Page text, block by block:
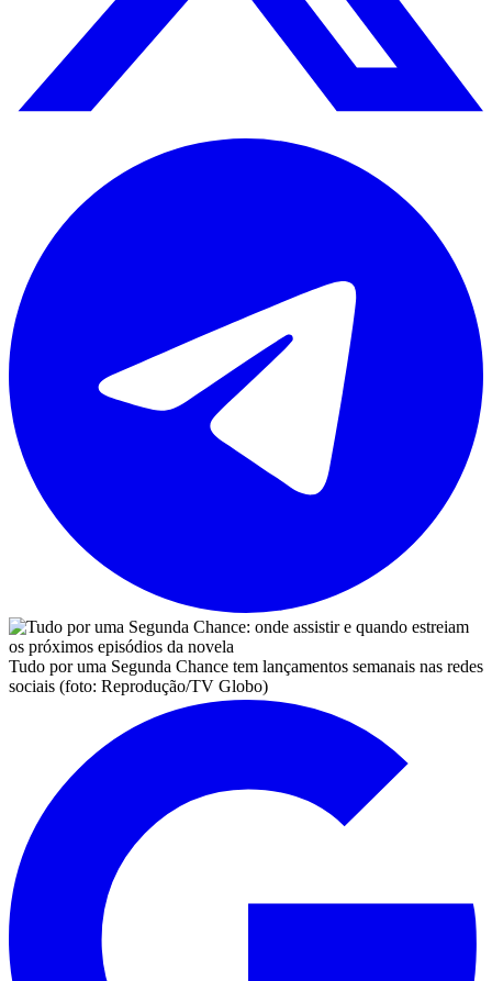
Tudo por uma Segunda Chance tem lançamentos semanais nas redes
sociais (foto: Reprodução/TV Globo)